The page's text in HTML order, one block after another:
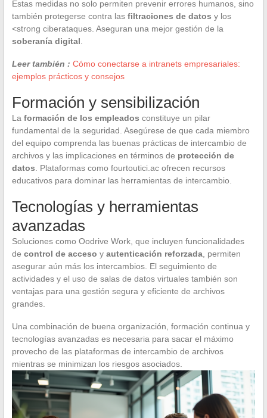
Estas medidas no solo permiten prevenir errores humanos, sino
también protegerse contra las filtraciones de datos y los
<strong ciberataques. Aseguran una mejor gestión de la
soberanía digital
Leer también : Cómo conectarse a intranets empresariales:
ejemplos prácticos y consejos
Formación y sensibilización
La formación de los empleados constituye un pilar
fundamental de la seguridad. Asegúrese de que cada miembro
del equipo comprenda las buenas prácticas de intercambio de
archivos y las implicaciones en términos de protección de
datos . Plataformas como fourtoutici.ac ofrecen recursos
educativos para dominar las herramientas de intercambio.
Tecnologías y herramientas
avanzadas
Soluciones como Oodrive Work, que incluyen funcionalidades
de control de acceso y autenticación reforzada, permiten
asegurar aún más los intercambios. El seguimiento de
actividades y el uso de salas de datos virtuales también son
ventajas para una gestión segura y eficiente de archivos
grandes.
Una combinación de buena organización, formación continua y
tecnologías avanzadas es necesaria para sacar el máximo
provecho de las plataformas de intercambio de archivos
mientras se minimizan los riesgos asociados.